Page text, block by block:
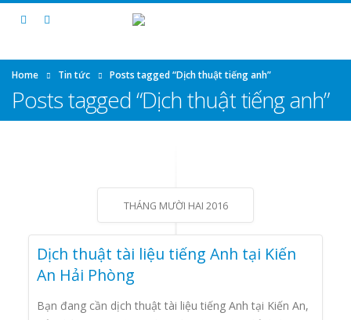
Home Tin tức Posts tagged “Dịch thuật tiếng anh”
Posts tagged “Dịch thuật tiếng anh”
THÁNG MƯỜI HAI 2016
Dịch thuật tài liệu tiếng Anh tại Kiến
An Hải Phòng
Bạn đang cần dịch thuật tài liệu tiếng Anh tại Kiến An,